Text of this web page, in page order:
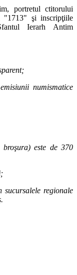
portretul ctitorului
"1713" şi inscripţiile
Ierarh Antim
numismatice
este de 370
regionale